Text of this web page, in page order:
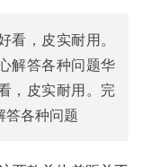
看，皮实耐用。
解答各种问题华
，皮实耐用。完
答各种问题